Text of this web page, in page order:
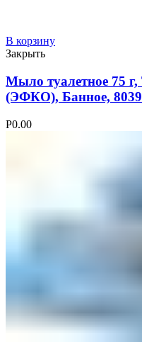
В корзину
Закрыть
Мыло туалетное
(ЭФКО), Банное,
Р0.00